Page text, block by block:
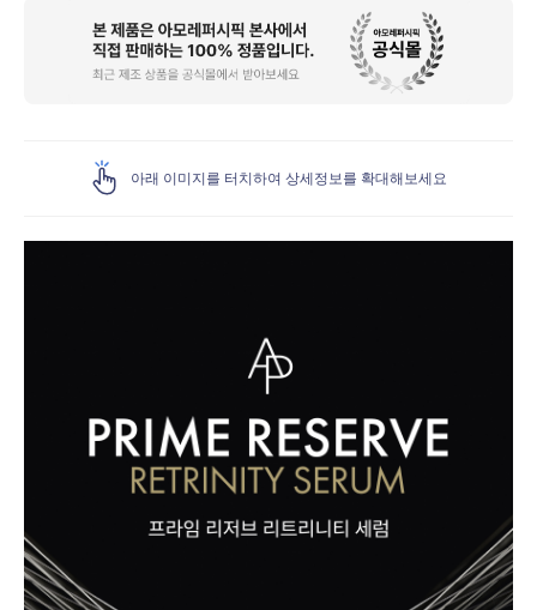
아래 이미지를 터치하여 상세정보를 확대해보세요